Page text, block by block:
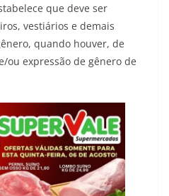
que deve ser
vestiários e demais
quando houver, de
ou expressão de gênero de